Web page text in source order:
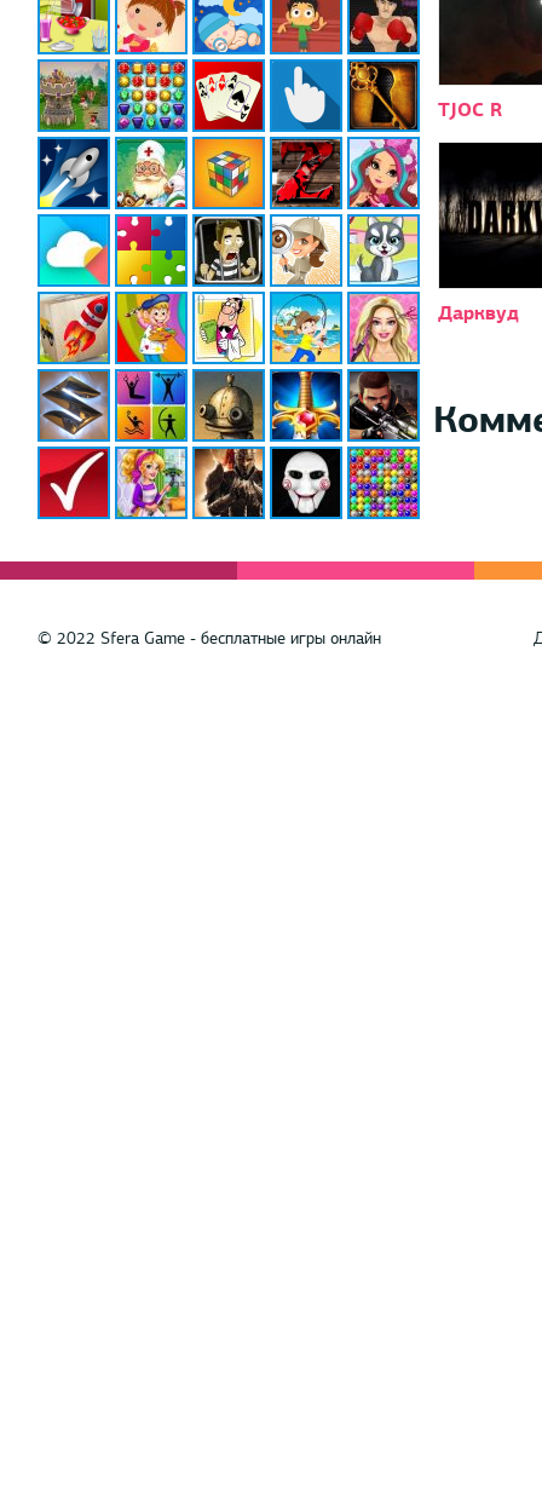
TJOC R
Дарквуд
© 2022 Sfera Game - бесплатные игры онлайн